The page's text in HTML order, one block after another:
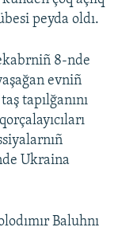
peyda oldı.
8-nde
evniñ
tapılğanını
Ukraina
Baluhnı